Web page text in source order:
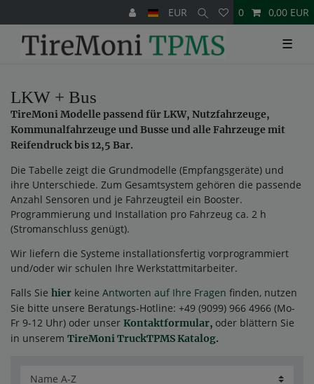
EUR 0 0,00 EUR
☰
LKW + Bus
TireMoni Modelle passend für LKW, Nutzfahrzeuge,
Kommunalfahrzeuge und Busse und alle Fahrzeuge mit
Reifendruck bis 12,5 Bar.
Die Tabelle zeigt die Grundmodelle (Empfangsgeräte) und
ihre Unterschiede. Zum Gesamtsystem gehören die passende
Anzahl Sensoren und je Fahrzeugteil ein Booster.
Programmierung und Installation pro Fahrzeug ca. 2 h
(Stromanschluss genügt).
Wir liefern die Systeme installationsfertig vorprogrammiert
und/oder wir schulen Ihre Werkstattmitarbeiter.
Falls Sie hier keine Antworten auf Ihre Fragen finden, nutzen
Sie bitte unsere Beratungs-Hotline: +49 (9099) 966 4966 (Mo-
Fr 9-12 Uhr) oder unser Kontaktformular, oder blättern Sie
in unserem TireMoni TruckTPMS Katalog.